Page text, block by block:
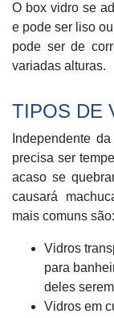
O box vidro se
e pode ser liso
pode ser de
variadas alturas.
TIPOS DE
Independente
precisa ser
acaso se
causará
mais comuns são:
Vidros
para
deles
Vidros em